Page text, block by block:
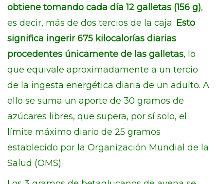
obtiene tomando cada día 12 galletas (156 g),
es decir, más de dos tercios de la caja. Esto
significa ingerir 675 kilocalorías diarias
procedentes únicamente de las galletas, lo
que equivale aproximadamente a un tercio
de la ingesta energética diaria de un adulto. A
ello se suma un aporte de 30 gramos de
azúcares libres, que supera, por sí solo, el
límite máximo diario de 25 gramos
establecido por la Organización Mundial de la
Salud (OMS).